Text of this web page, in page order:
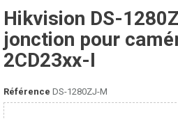
Hikvision DS-
jonction pour
2CD23xx-I
Référence DS-1280ZJ-M